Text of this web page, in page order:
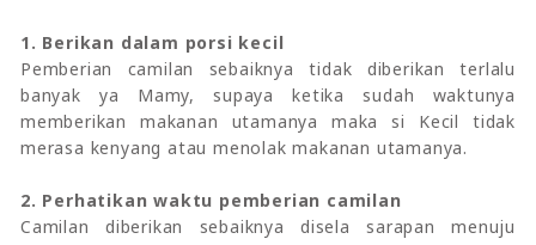
1. Berikan dalam porsi kecil
Pemberian camilan sebaiknya tidak diberikan terlalu
banyak ya Mamy, supaya ketika sudah waktunya
memberikan makanan utamanya maka si Kecil tidak
merasa kenyang atau menolak makanan utamanya.
2. Perhatikan waktu pemberian camilan
Camilan diberikan sebaiknya disela sarapan menuju